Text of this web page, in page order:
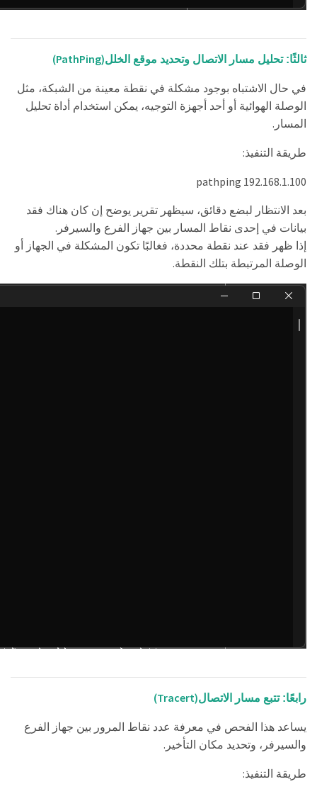
ثالثًا: تحليل مسار الاتصال وتحديد موقع الخلل(PathPing)
في حال الاشتباه بوجود مشكلة في نقطة معينة من الشبكة، مثل
الوصلة الهوائية أو أحد أجهزة التوجيه، يمكن استخدام أداة تحليل
المسار .
طريقة التنفيذ:
pathping 192.168.1.100
بعد الانتظار لبضع دقائق، سيظهر تقرير يوضح إن كان هناك فقد
بيانات في إحدى نقاط المسار بين جهاز الفرع والسيرفر .
إذا ظهر فقد عند نقطة محددة، فغالبًا تكون المشكلة في الجهاز أو
الوصلة المرتبطة بتلك النقطة.
رابعًا: تتبع مسار الاتصال(Tracert)
يساعد هذا الفحص في معرفة عدد نقاط المرور بين جهاز الفرع
والسيرفر، وتحديد مكان التأخير .
طريقة التنفيذ: